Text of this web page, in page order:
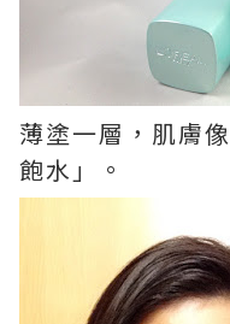
薄塗一層，肌膚
飽水」。